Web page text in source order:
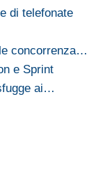
di telefonate
concorrenza…
e Sprint
ai…